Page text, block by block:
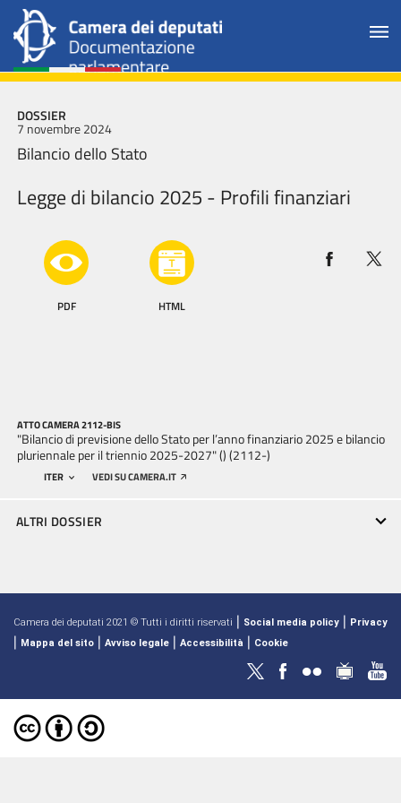
DOSSIER
7 novembre 2024
Bilancio dello Stato
Legge di bilancio 2025 - Profili finanziari
PDF HTML
ATTO CAMERA 2112-BIS
"Bilancio di previsione dello Stato per l’anno finanziario 2025 e bilancio
pluriennale per il triennio 2025-2027" () (2112-)
ITER VEDI SU CAMERA.IT
ALTRI DOSSIER
Camera dei deputati 2021 © Tutti i diritti riservati | Social media policy | Privacy
| Mappa del sito | Avviso legale | Accessibilità | Cookie